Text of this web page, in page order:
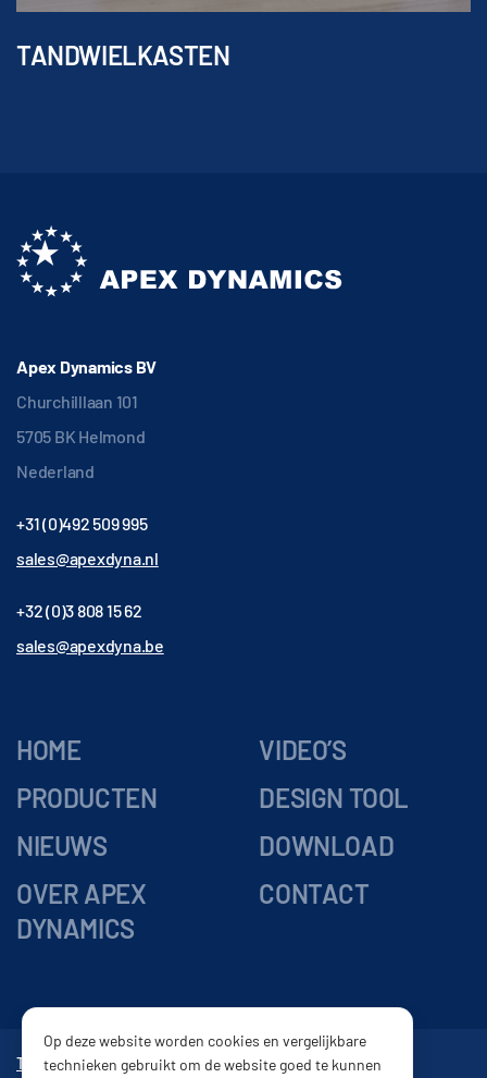
TANDWIELKASTEN
Apex Dynamics BV
Churchilllaan 101
5705 BK Helmond
Nederland
+31 (0)492 509 995
sales@apexdyna.nl
+32 (0)3 808 15 62
sales@apexdyna.be
HOME
PRODUCTEN
NIEUWS
OVER APEX
DYNAMICS
VIDEO’S
DESIGN TOOL
DOWNLOAD
CONTACT
Tandwielkasten Vertragingskasten Reductor Tandheugel
Op deze website worden cookies en vergelijkbare
technieken gebruikt om de website goed te kunnen